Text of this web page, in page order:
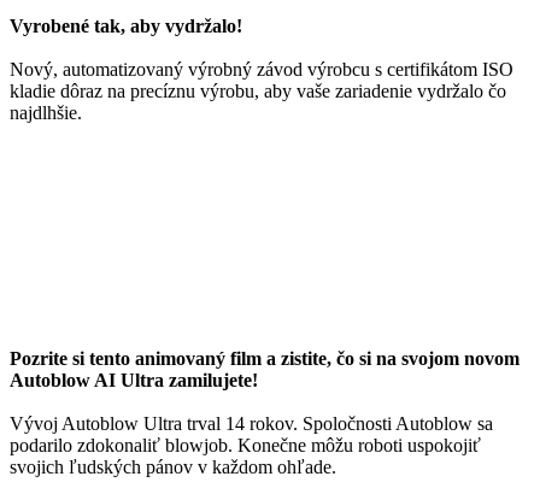
Vyrobené tak, aby vydržalo!
Nový, automatizovaný výrobný závod výrobcu s certifikátom ISO
kladie dôraz na precíznu výrobu, aby vaše zariadenie vydržalo čo
najdlhšie.
Pozrite si tento animovaný film a zistite, čo si na svojom novom
Autoblow AI Ultra zamilujete!
Vývoj Autoblow Ultra trval 14 rokov. Spoločnosti Autoblow sa
podarilo zdokonaliť blowjob. Konečne môžu roboti uspokojiť
svojich ľudských pánov v každom ohľade.